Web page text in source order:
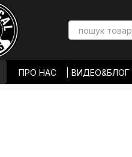
контенту
ПРО НАС | ВИДЕО&БЛОГ |
ЛОКАЦИИ МАГАЗИНОВ